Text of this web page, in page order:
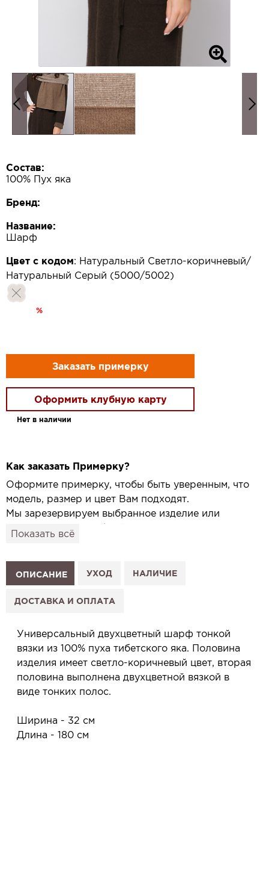
Состав:
100% Пух яка
Бренд:
Название:
Шарф
Цвет с кодом: Натуральный Светло-коричневый/
Натуральный Серый (5000/5002)
%
Заказать примерку
Оформить клубную карту
Нет в наличии
Как заказать Примерку?
Оформите примерку, чтобы быть уверенным, что
модель, размер и цвет Вам подходят.
Мы зарезервируем выбранное изделие или
привезём его в удобный для вас салон и
1. Выберите изделие на сайте.
2. Нажмите «Заказать примерку» и выберите салон.
3. Заполните форму и отправьте заявку.
сообщим, когда изделие будет готово к примерке.
Услуга бесплатная и ни к чему не обязывает: Вы
примеряете в салоне и уже на месте решаете,
Показать всё
ОПИСАНИЕ УХОД НАЛИЧИЕ
ДОСТАВКА И ОПЛАТА
Универсальный двухцветный шарф тонкой
вязки из 100% пуха тибетского яка. Половина
изделия имеет светло-коричневый цвет, вторая
половина выполнена двухцветной вязкой в
виде тонких полос.
Ширина - 32 см
Длина - 180 см